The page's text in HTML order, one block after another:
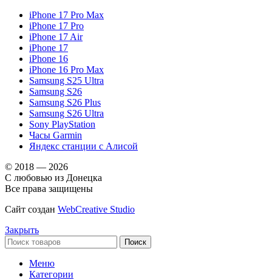
iPhone 17 Pro Max
iPhone 17 Pro
iPhone 17 Air
iPhone 17
iPhone 16
iPhone 16 Pro Max
Samsung S25 Ultra
Samsung S26
Samsung S26 Plus
Samsung S26 Ultra
Sony PlayStation
Часы Garmin
Яндекс станции с Алисой
© 2018 — 2026
С любовью из Донецка
Все права защищены
Сайт создан WebCreative Studio
Закрыть
Поиск
Меню
Категории